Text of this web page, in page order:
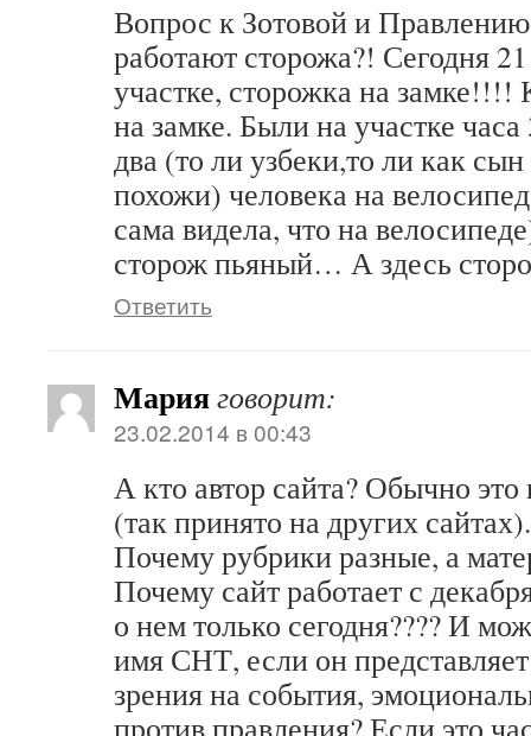
Вопрос к Зотовой и
работают сторожа?! Сегодня
участке, сторожка на
на замке. Были на участке
два (то ли узбеки,то ли как сын
похожи) человека на
сама видела, что на
сторож пьяный… А здесь
Ответить
Марияговорит:
23.02.2014 в 00:43
А кто автор сайта? Обычно
(так принято на других сайтах).
Почему рубрики разные, а
Почему сайт работает с
о нем только сегодня???? И
имя СНТ, если он
зрения на события,
против правления? Если это